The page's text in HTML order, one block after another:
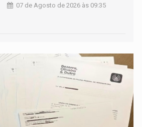
07 de Agosto de 2026 às 09:35